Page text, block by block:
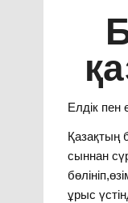
Елдік пен
Қазақтың
сыннан
ұрыс